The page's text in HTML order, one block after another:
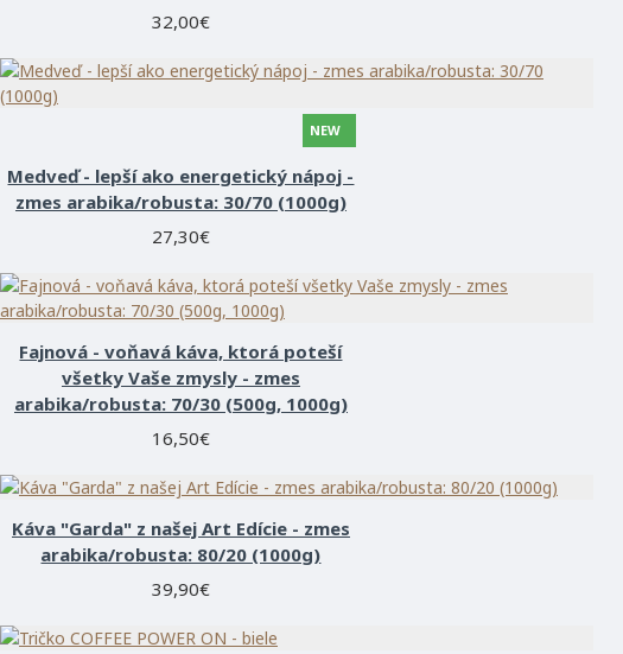
32,00€
NEW
Medveď - lepší ako energetický nápoj -
zmes arabika/robusta: 30/70 (1000g)
27,30€
Fajnová - voňavá káva, ktorá poteší
všetky Vaše zmysly - zmes
arabika/robusta: 70/30 (500g, 1000g)
16,50€
Káva "Garda" z našej Art Edície - zmes
arabika/robusta: 80/20 (1000g)
39,90€